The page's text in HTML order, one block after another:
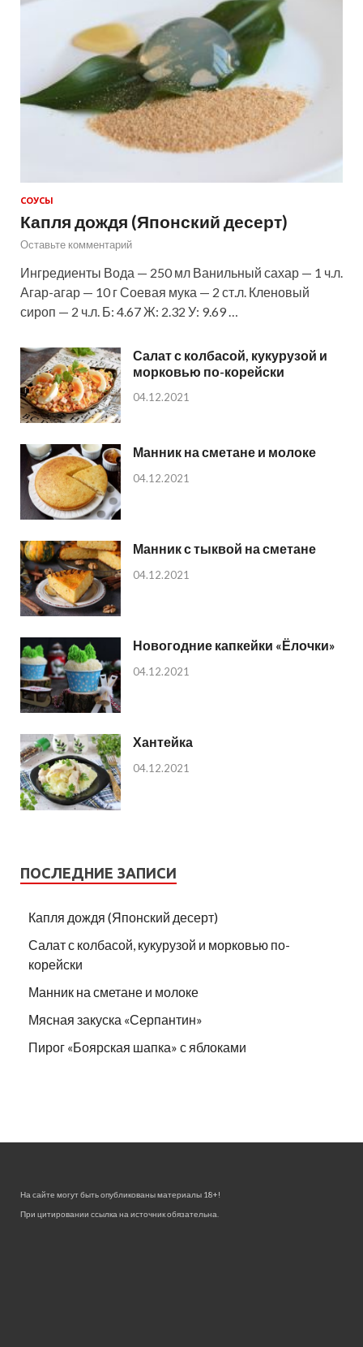
СОУСЫ
Капля дождя (Японский десерт)
Оставьте комментарий
Ингредиенты Вода — 250 мл Ванильный сахар — 1 ч.л.
Агар-агар — 10 г Соевая мука — 2 ст.л. Кленовый
сироп — 2 ч.л. Б: 4.67 Ж: 2.32 У: 9.69 …
Салат с колбасой, кукурузой и
морковью по-корейски
04.12.2021
Манник на сметане и молоке
04.12.2021
Манник с тыквой на сметане
04.12.2021
Новогодние капкейки «Ёлочки»
04.12.2021
Хантейка
04.12.2021
ПОСЛЕДНИЕ ЗАПИСИ
Капля дождя (Японский десерт)
Салат с колбасой, кукурузой и морковью по-
корейски
Манник на сметане и молоке
Мясная закуска «Серпантин»
Пирог «Боярская шапка» с яблоками
На сайте могут быть опубликованы материалы 18+!
При цитировании ссылка на источник обязательна.